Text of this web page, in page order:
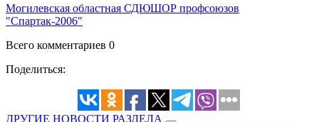
Могилевская областная СДЮШОР профсоюзов
"Спартак-2006"
Всего комментариев 0
Поделиться:
ДРУГИЕ НОВОСТИ РАЗДЕЛА